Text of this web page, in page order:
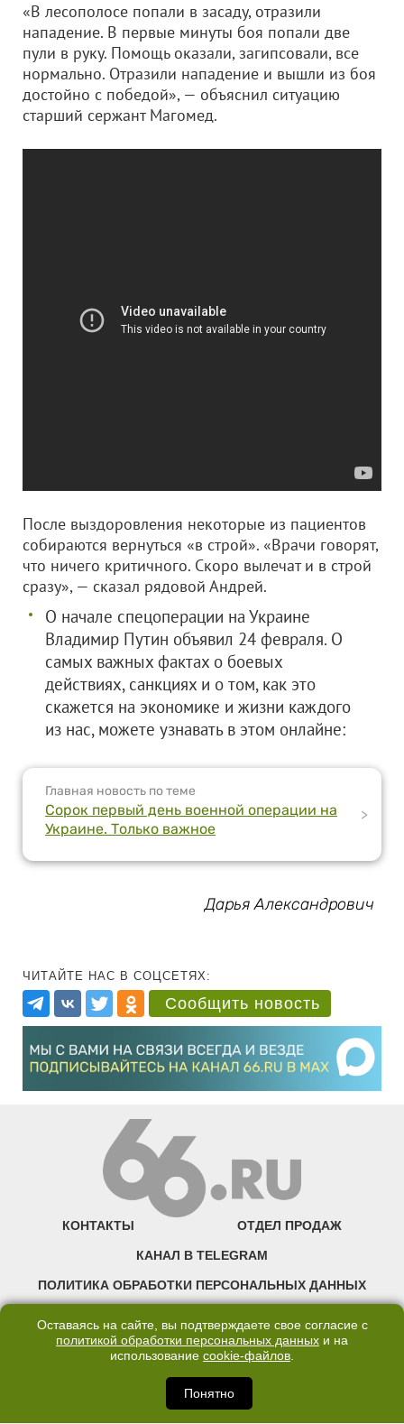
«В лесополосе попали в засаду, отразили
нападение. В первые минуты боя попали две
пули в руку. Помощь оказали, загипсовали, все
нормально. Отразили нападение и вышли из боя
достойно с победой», — объяснил ситуацию
старший сержант Магомед.
После выздоровления некоторые из пациентов
собираются вернуться «в строй». «Врачи говорят,
что ничего критичного. Скоро вылечат и в строй
сразу», — сказал рядовой Андрей.
О начале спецоперации на Украине
Владимир Путин объявил 24 февраля. О
самых важных фактах о боевых
действиях, санкциях и о том, как это
скажется на экономике и жизни каждого
из нас, можете узнавать в этом онлайне:
Главная новость по теме
Сорок первый день военной операции на
Украине. Только важное
>
Дарья Александрович
ЧИТАЙТЕ НАС В СОЦСЕТЯХ:
Сообщить новость
КОНТАКТЫ ОТДЕЛ ПРОДАЖ
КАНАЛ В TELEGRAM
ПОЛИТИКА ОБРАБОТКИ ПЕРСОНАЛЬНЫХ ДАННЫХ
©2007—2025 66.RU. Воспроизведение, сообщение, доведение до всеобщего
правообладателя запрещено. Сетевое издание «Современный портал
Екатеринбурга — «66.ru» (18+) зарегистрировано Федеральной службой по
надзору в сфере связи, информационных технологий и массовых коммуникаций
Оставаясь на сайте, вы подтверждаете свое согласие с
политикой обработки персональных данных и на
использование cookie-файлов.
Понятно